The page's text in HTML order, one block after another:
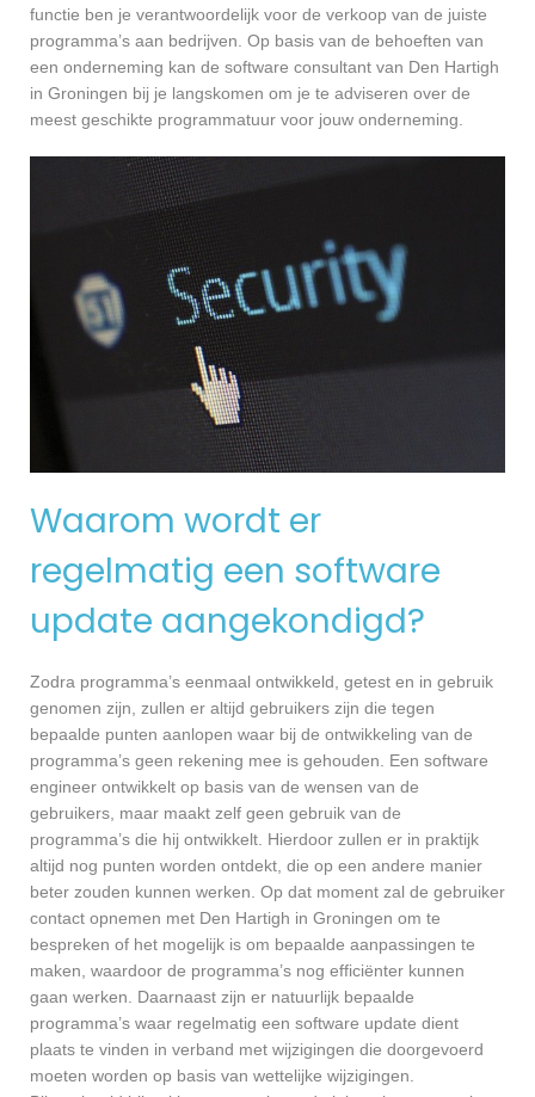
functie ben je verantwoordelijk voor de verkoop van de juiste
programma’s aan bedrijven. Op basis van de behoeften van
een onderneming kan de software consultant van Den Hartigh
in Groningen bij je langskomen om je te adviseren over de
meest geschikte programmatuur voor jouw onderneming.
Waarom wordt er
regelmatig een software
update aangekondigd?
Zodra programma’s eenmaal ontwikkeld, getest en in gebruik
genomen zijn, zullen er altijd gebruikers zijn die tegen
bepaalde punten aanlopen waar bij de ontwikkeling van de
programma’s geen rekening mee is gehouden. Een software
engineer ontwikkelt op basis van de wensen van de
gebruikers, maar maakt zelf geen gebruik van de
programma’s die hij ontwikkelt. Hierdoor zullen er in praktijk
altijd nog punten worden ontdekt, die op een andere manier
beter zouden kunnen werken. Op dat moment zal de gebruiker
contact opnemen met Den Hartigh in Groningen om te
bespreken of het mogelijk is om bepaalde aanpassingen te
maken, waardoor de programma’s nog efficiënter kunnen
gaan werken. Daarnaast zijn er natuurlijk bepaalde
programma’s waar regelmatig een software update dient
plaats te vinden in verband met wijzigingen die doorgevoerd
moeten worden op basis van wettelijke wijzigingen.